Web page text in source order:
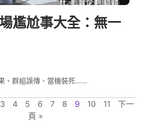
尷尬事大全：無一
、群組誤傳、當機裝死……
3 4 5 6 7 8 9 10 11
下一
頁 »